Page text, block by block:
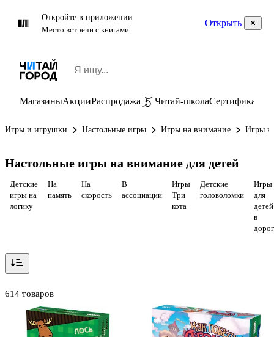
Откройте в приложении
Место встречи с книгами
Открыть
МагазиныАкцииРаспродажа Читай-школаСертификаты
Игры и игрушки Настольные игры Игры на внимание Игры
Настольные игры на внимание для детей
Детские
игры на
логику
На
память
На
скорость
В
ассоциации
Игры
Три
кота
Детские
головоломки
Игры
для
детей
в
614 товаров